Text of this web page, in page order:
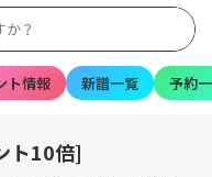
ト情報 新譜一覧 予約
ト10倍]